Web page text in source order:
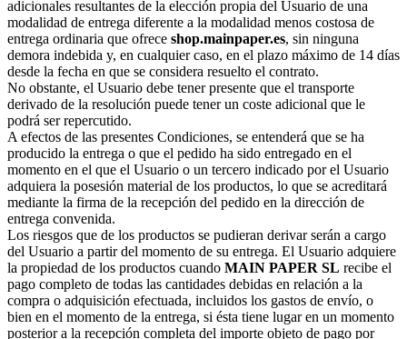
adicionales resultantes de la elección propia del Usuario de una
modalidad de entrega diferente a la modalidad menos costosa de
entrega ordinaria que ofrece shop.mainpaper.es, sin ninguna
demora indebida y, en cualquier caso, en el plazo máximo de 14 días
desde la fecha en que se considera resuelto el contrato.
No obstante, el Usuario debe tener presente que el transporte
derivado de la resolución puede tener un coste adicional que le
podrá ser repercutido.
A efectos de las presentes Condiciones, se entenderá que se ha
producido la entrega o que el pedido ha sido entregado en el
momento en el que el Usuario o un tercero indicado por el Usuario
adquiera la posesión material de los productos, lo que se acreditará
mediante la firma de la recepción del pedido en la dirección de
entrega convenida.
Los riesgos que de los productos se pudieran derivar serán a cargo
del Usuario a partir del momento de su entrega. El Usuario adquiere
la propiedad de los productos cuando MAIN PAPER SL recibe el
pago completo de todas las cantidades debidas en relación a la
compra o adquisición efectuada, incluidos los gastos de envío, o
bien en el momento de la entrega, si ésta tiene lugar en un momento
posterior a la recepción completa del importe objeto de pago por